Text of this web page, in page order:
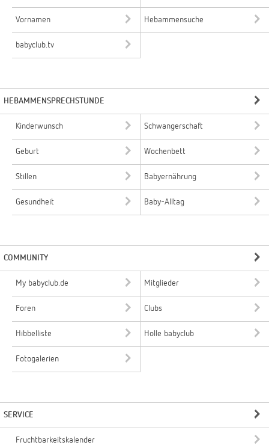
Vornamen Hebammensuche
babyclub.tv
HEBAMMENSPRECHSTUNDE
Kinderwunsch Schwangerschaft
Geburt Wochenbett
Stillen Babyernährung
Gesundheit Baby-Alltag
COMMUNITY
My babyclub.de Mitglieder
Foren Clubs
Hibbelliste Holle babyclub
Fotogalerien
SERVICE
Fruchtbarkeitskalender